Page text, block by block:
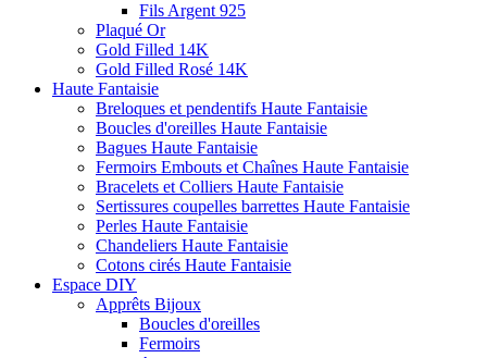
Fils Argent 925
Plaqué Or
Gold Filled 14K
Gold Filled Rosé 14K
Haute Fantaisie
Breloques et pendentifs Haute Fantaisie
Boucles d'oreilles Haute Fantaisie
Bagues Haute Fantaisie
Fermoirs Embouts et Chaînes Haute Fantaisie
Bracelets et Colliers Haute Fantaisie
Sertissures coupelles barrettes Haute Fantaisie
Perles Haute Fantaisie
Chandeliers Haute Fantaisie
Cotons cirés Haute Fantaisie
Espace DIY
Apprêts Bijoux
Boucles d'oreilles
Fermoirs